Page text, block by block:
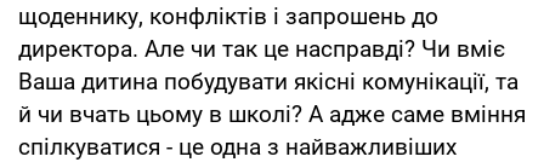
щоденнику, конфліктів і запрошень до
директора. Але чи так це насправді? Чи вміє
Ваша дитина побудувати якісні комунікації, та
й чи вчать цьому в школі? А адже саме вміння
спілкуватися - це одна з найважливіших